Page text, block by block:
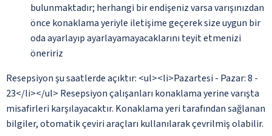
bulunmaktadır; herhangi bir endişeniz varsa varışınızdan
önce konaklama yeriyle iletişime geçerek size uygun bir
oda ayarlayıp ayarlayamayacaklarını teyit etmenizi
öneririz
Resepsiyon şu saatlerde açıktır: <ul><li>Pazartesi - Pazar: 8 -
23</li></ul> Resepsiyon çalışanları konaklama yerine varışta
misafirleri karşılayacaktır. Konaklama yeri tarafından sağlanan
bilgiler, otomatik çeviri araçları kullanılarak çevrilmiş olabilir.